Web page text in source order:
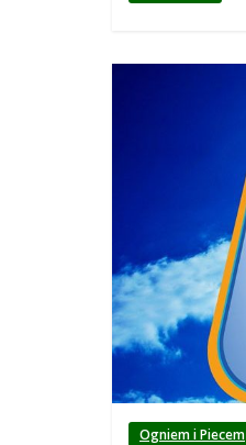
e
i
,
bOgniem i Piecem